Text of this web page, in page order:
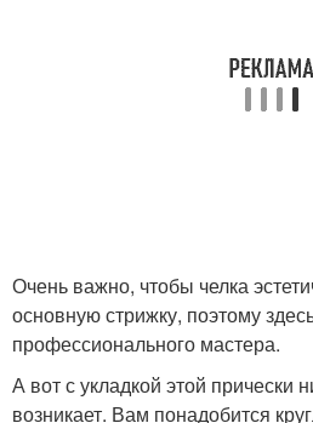
Очень важно, чтобы челка
основную стрижку, поэтому
профессионального мастера.
А вот с укладкой этой прически
возникает. Вам понадобится